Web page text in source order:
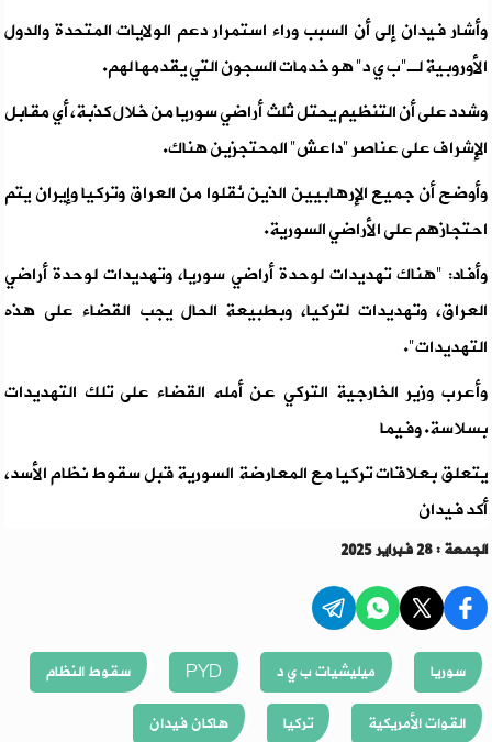
وأشار فيدان إلى أن السبب وراء استمرار دعم الولايات المتحدة والدول
الأوروبية لـ"ب ي د" هو خدمات السجون التي يقدمها لهم.
وشدد على أن التنظيم يحتل ثلث أراضي سوريا من خلال كذبة، أي مقابل
الإشراف على عناصر "داعش" المحتجزين هناك.
وأوضح أن جميع الإرهابيين الذين نُقلوا من العراق وتركيا وإيران يتم
احتجازهم على الأراضي السورية.
وأفاد: "هناك تهديدات لوحدة أراضي سوريا، وتهديدات لوحدة أراضي
العراق، وتهديدات لتركيا، وبطبيعة الحال يجب القضاء على هذه
التهديدات".
وأعرب وزير الخارجية التركي عن أمله القضاء على تلك التهديدات
بسلاسة. وفيما
يتعلق بعلاقات تركيا مع المعارضة السورية قبل سقوط نظام الأسد،
أكد فيدان
الجمعة : 28 فبراير 2025
سوريا ميليشيات ب ي د PYD
سقوط النظام
القوات الأمريكية
تركيا هاكان فيدان